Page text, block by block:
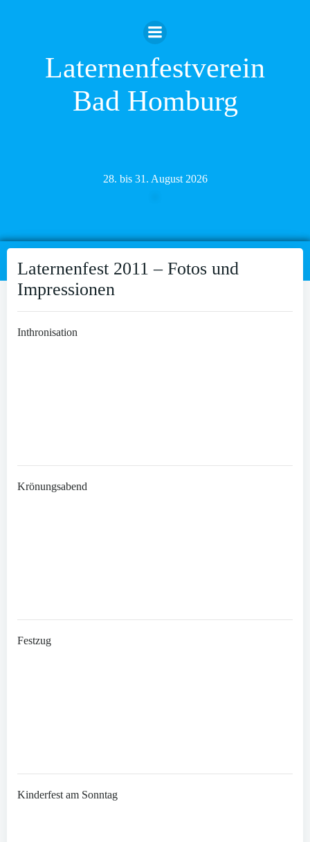
Inhalt
springen
Laternenfestverein
Bad Homburg
28. bis 31. August 2026
Laternenfest 2011 – Fotos und
Impressionen
Inthronisation
Krönungsabend
Festzug
Kinderfest am Sonntag